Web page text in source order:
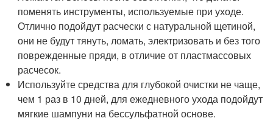
поменять инструменты, используемые при уходе.
Отлично подойдут расчески с натуральной щетиной,
они не будут тянуть, ломать, электризовать и без того
поврежденные пряди, в отличие от пластмассовых
расчесок.
Используйте средства для глубокой очистки не чаще,
чем 1 раз в 10 дней, для ежедневного ухода подойдут
мягкие шампуни на бессульфатной основе.